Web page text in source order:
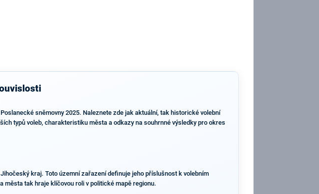
sněmovny 2025. Naleznete zde jak aktuální, tak historické volební
typů voleb, charakteristiku města a odkazy na souhrnné výsledky pro okres
kraj. Toto územní zařazení definuje jeho příslušnost k volebním
města tak hraje klíčovou roli v politické mapě regionu.